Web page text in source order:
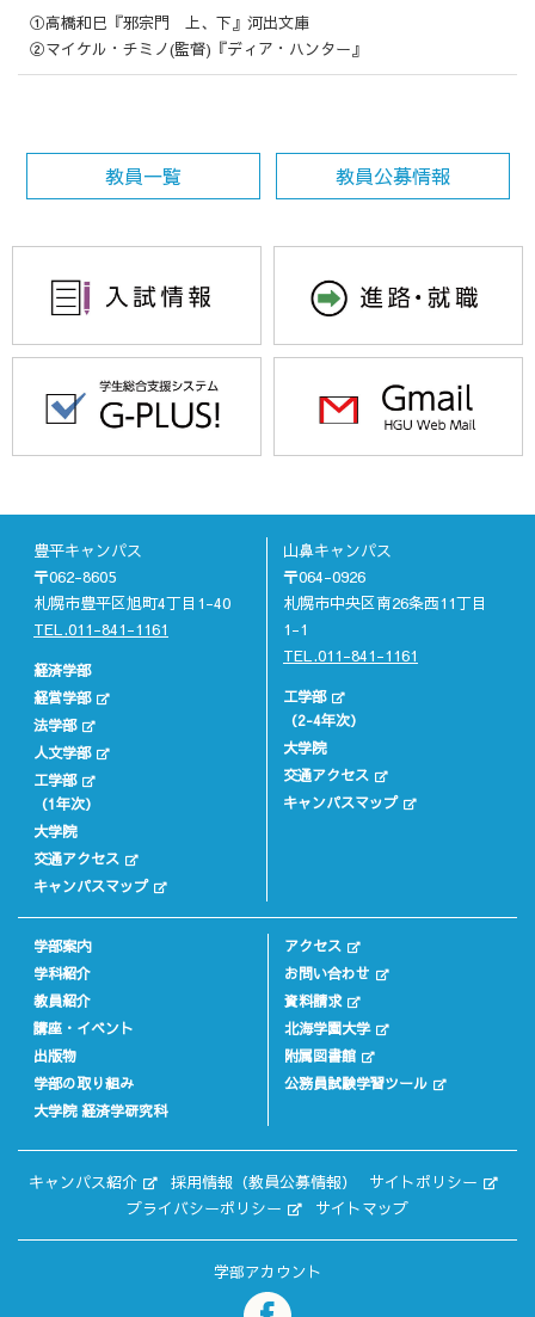
①高橋和巳『邪宗門 上、下』河出文庫
②マイケル・チミノ(監督)『ディア・ハンター』
教員一覧 教員公募情報
豊平キャンパス
〒062-8605
札幌市豊平区旭町4丁目1-40
TEL.011-841-1161
経済学部
経営学部
法学部
人文学部
工学部
（1年次）
大学院
交通アクセス
キャンパスマップ
山鼻キャンパス
〒064-0926
札幌市中央区南26条西11丁目
1-1
TEL.011-841-1161
工学部
（2-4年次）
大学院
交通アクセス
キャンパスマップ
学部案内
学科紹介
教員紹介
講座・イベント
出版物
学部の取り組み
大学院 経済学研究科
アクセス
お問い合わせ
資料請求
北海学園大学
附属図書館
公務員試験学習ツール
キャンパス紹介 採用情報（教員公募情報）
サイトポリシー
プライバシーポリシー
サイトマップ
学部アカウント